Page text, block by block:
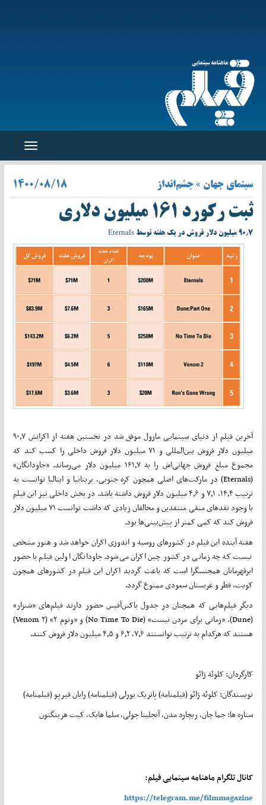
Toggle
سینمای جهان » چشم‌انداز ۱۴۰۰/۰۸/۱۸
ثبت رکورد ۱۶۱ میلیون دلاری
۹۰٫۷ میلیون دلار فروش در یک هفته توسط Eternals
آخرین فیلم از دنیای سینمایی مارول موفق شد در نخستین هفته از اکرانش ۹۰٫۷
میلیون دلار فروش بین‌المللی و ۷۱ میلیون دلار فروش داخلی را کسب کند که
مجموع مبلغ فروش جهانی‌اش را به ۱۶۱٫۷ میلیون دلار می‌رساند. «جاودانگان»
(Eternals) در مارکت‌های اصلی همچون کره جنوبی، بریتانیا و ایتالیا توانست به
ترتیب ۱۴٫۴، ۷٫۱ و ۴٫۶ میلیون دلار فروش داشته باشد. در بخش داخلی نیز این فیلم
با وجود نقدهای منفی منتقدین و مخالفان زیادی که داشت توانست ۷۱ میلیون دلار
فروش کند که کمی کمتر از پیش‌بینی‌ها بود.
هفته آینده این فیلم در کشورهای روسیه و اندوزی اکران خواهد شد و هنوز مشخص
نیست که چه زمانی در کشور چین اکران می‌شود. جاودانگان اولین فیلم با حضور
ابرقهرمانان همجنسگرا است که باعث گردید اکران این فیلم در کشورهای همچون
کویت، قطر و عربستان سعودی ممنوع گردد.
دیگر فیلم‌هایی که همچنان در جدول باکس‌آفیس حضور دارند فیلم‌های «شنزار»
(Dune)، «زمانی برای مردن نیست» (No Time To Die) و «ونوم ۲» (Venom ۲)
هستند که هرکدام به ترتیب توانستند ۷٫۶، ۶٫۲ و ۴٫۵ میلیون دلار فروش کنند.
کارگردان: کلوئه ژائو
نویسندگان: کلوئه ژائو (فیلمنامه) پاتریک بورلی (فیلمنامه) رایان فیرپو (فیلمنامه)
ستاره ها: جما چان، ریچارد مدن، آنجلینا جولی، سلما هایک، کیت هرینگتون
کانال تلگرام ماهنامه سینمایی فیلم:
https://telegram.me/filmmagazine